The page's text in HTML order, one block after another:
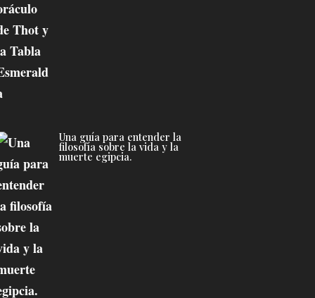
Una guía para entender la
filosofía sobre la vida y la
muerte egipcia.